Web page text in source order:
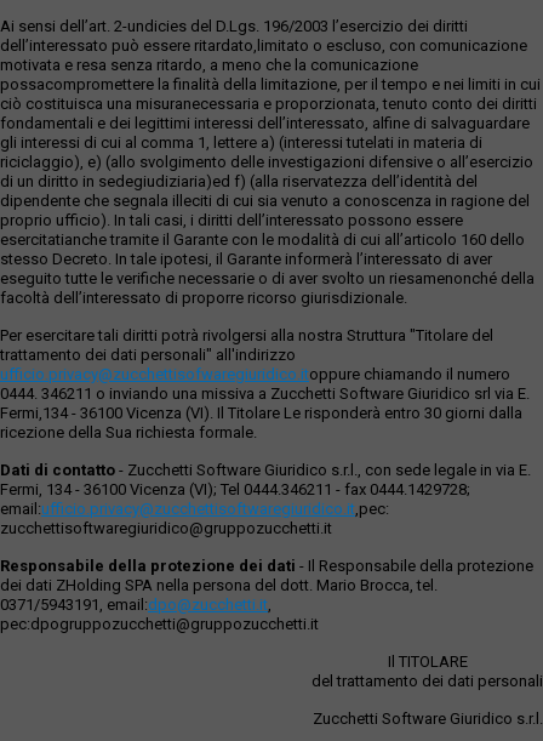
Ai sensi dell’art. 2-undicies del D.Lgs. 196/2003 l’esercizio dei diritti
dell’interessato può essere ritardato,limitato o escluso, con comunicazione
motivata e resa senza ritardo, a meno che la comunicazione
possacompromettere la finalità della limitazione, per il tempo e nei limiti in cui
ciò costituisca una misuranecessaria e proporzionata, tenuto conto dei diritti
fondamentali e dei legittimi interessi dell’interessato, alfine di salvaguardare
gli interessi di cui al comma 1, lettere a) (interessi tutelati in materia di
riciclaggio), e) (allo svolgimento delle investigazioni difensive o all’esercizio
di un diritto in sedegiudiziaria)ed f) (alla riservatezza dell’identità del
dipendente che segnala illeciti di cui sia venuto a conoscenza in ragione del
proprio ufficio). In tali casi, i diritti dell’interessato possono essere
esercitatianche tramite il Garante con le modalità di cui all’articolo 160 dello
stesso Decreto. In tale ipotesi, il Garante informerà l’interessato di aver
eseguito tutte le verifiche necessarie o di aver svolto un riesamenonché della
facoltà dell’interessato di proporre ricorso giurisdizionale.
Per esercitare tali diritti potrà rivolgersi alla nostra Struttura "Titolare del
trattamento dei dati personali" all'indirizzo
ufficio.privacy@zucchettisofwaregiuridico.itoppure chiamando il numero
0444. 346211 o inviando una missiva a Zucchetti Software Giuridico srl via E.
Fermi,134 - 36100 Vicenza (VI). Il Titolare Le risponderà entro 30 giorni dalla
ricezione della Sua richiesta formale.
Dati di contatto - Zucchetti Software Giuridico s.r.l., con sede legale in via E.
Fermi, 134 - 36100 Vicenza (VI); Tel 0444.346211 - fax 0444.1429728;
email:ufficio.privacy@zucchettisoftwaregiuridico.it,pec:
zucchettisoftwaregiuridico@gruppozucchetti.it
Responsabile della protezione dei dati - Il Responsabile della protezione
dei dati ZHolding SPA nella persona del dott. Mario Brocca, tel.
0371/5943191, email:dpo@zucchetti.it,
pec:dpogruppozucchetti@gruppozucchetti.it
Il TITOLARE
del trattamento dei dati personali
Zucchetti Software Giuridico s.r.l.